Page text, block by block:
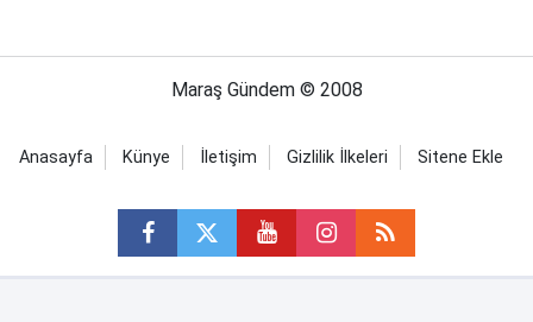
Maraş Gündem © 2008
Anasayfa Künye İletişim Gizlilik İlkeleri Sitene Ekle